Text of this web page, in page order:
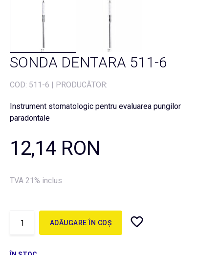
SONDA DENTARA 511-6
COD: 511-6 | PRODUCĂTOR:
Instrument stomatologic pentru evaluarea pungilor
paradontale
12,14 RON
TVA 21% inclus
ADĂUGARE ÎN COȘ